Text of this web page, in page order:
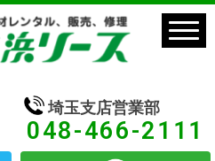
埼玉支店営業部
048-466-2111